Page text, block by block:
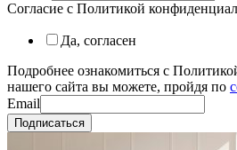
Согласие с Политикой
Да, согласен
Подробнее ознакомиться с
нашего сайта вы можете, пройдя по
Email
Подписаться